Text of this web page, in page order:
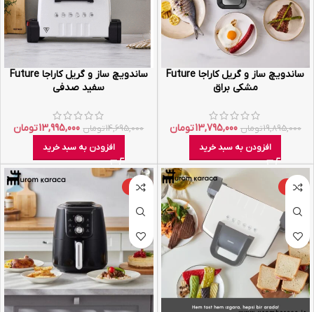
ساندویچ ساز و گریل کاراجا Future
مشکی براق
19,895,000تومان 13,795,000تومان
افزودن به سبد خرید
ساندویچ ساز و گریل کاراجا Future
سفید صدفی
14,695,000تومان 13,995,000تومان
افزودن به سبد خرید
-2%
-2%